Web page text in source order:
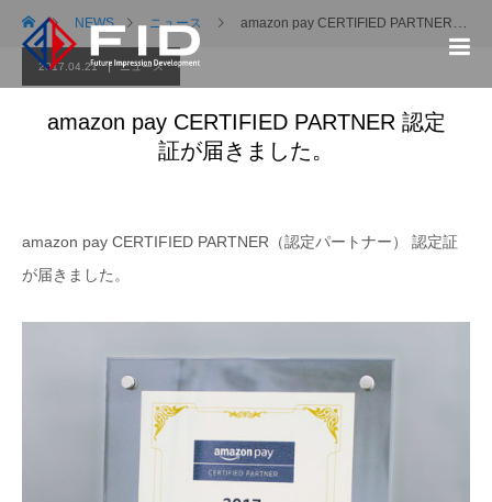
NEWS ニュース amazon pay CERTIFIED PARTNER 認定証が届きました。
2017.04.21 ニュース
amazon pay CERTIFIED PARTNER 認定
証が届きました。
amazon pay CERTIFIED PARTNER（認定パートナー） 認定証
が届きました。